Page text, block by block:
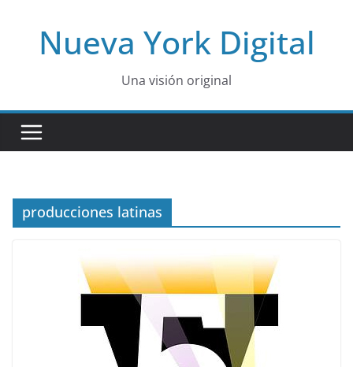
contentNueva York Digital
Una visión original
producciones latinas